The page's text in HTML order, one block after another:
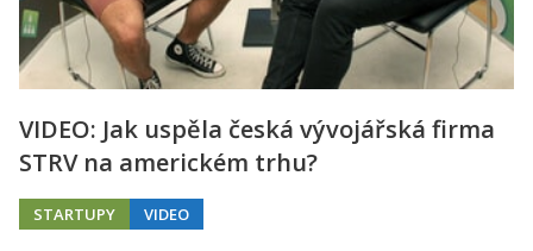
VIDEO: Jak uspěla česká vývojářská firma
STRV na americkém trhu?
STARTUPY VIDEO